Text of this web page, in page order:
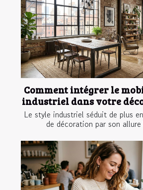
Comment intégrer le
industriel dans votre
Le style industriel séduit de plus
de décoration par son